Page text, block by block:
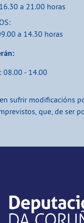
a 21.00 horas
a 14.30 horas
08.00 - 14.00
sufrir modificacións
que, de ser